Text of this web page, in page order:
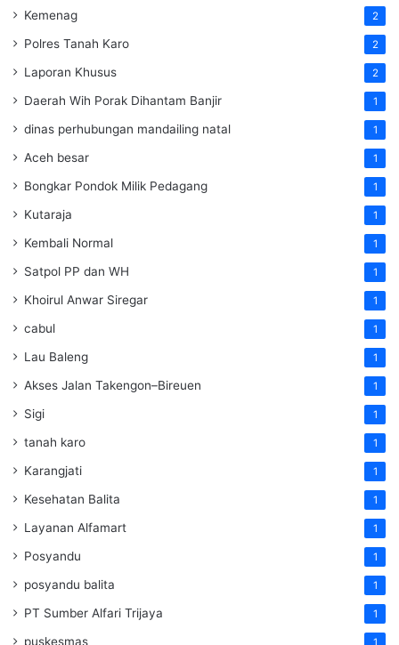
Kemenag 2
Polres Tanah Karo 2
Laporan Khusus 2
Daerah Wih Porak Dihantam Banjir 1
dinas perhubungan mandailing natal 1
Aceh besar 1
Bongkar Pondok Milik Pedagang 1
Kutaraja 1
Kembali Normal 1
Satpol PP dan WH 1
Khoirul Anwar Siregar 1
cabul 1
Lau Baleng 1
Akses Jalan Takengon–Bireuen 1
Sigi 1
tanah karo 1
Karangjati 1
Kesehatan Balita 1
Layanan Alfamart 1
Posyandu 1
posyandu balita 1
PT Sumber Alfari Trijaya 1
puskesmas 1